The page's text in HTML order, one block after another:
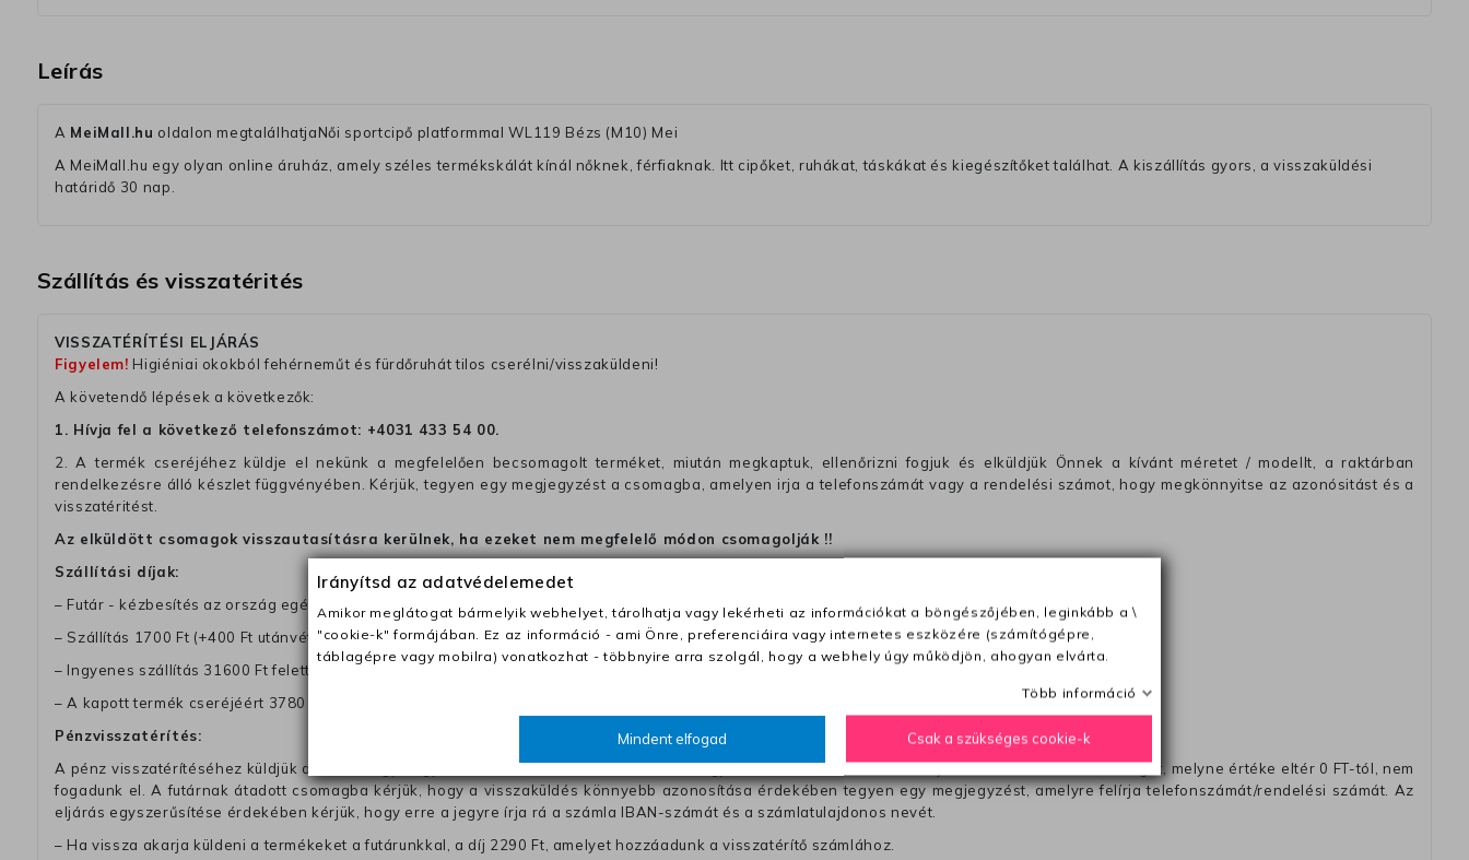
Leírás
A MeiMall.hu oldalon megtalálhatjaNői sportcipő platformmal WL119 Bézs (M10) Mei
A MeiMall.hu egy olyan online áruház, amely széles termékskálát kínál nőknek, férfiaknak. Itt cipőket, ruhákat, táskákat és kiegészítőket találhat. A kiszállítás gyors, a visszaküldési
határidő 30 nap.
Szállítás és visszatérités
VISSZATÉRÍTÉSI ELJÁRÁS
Figyelem! Higiéniai okokból fehérneműt és fürdőruhát tilos cserélni/visszaküldeni!
A követendő lépések a következők:
1. Hívja fel a következő telefonszámot: +4031 433 54 00.
2. A termék cseréjéhez küldje el nekünk a megfelelően becsomagolt terméket, miután megkaptuk, ellenőrizni fogjuk és elküldjük Önnek a kívánt méretet / modellt, a raktárban
rendelkezésre álló készlet függvényében. Kérjük, tegyen egy megjegyzést a csomagba, amelyen irja a telefonszámát vagy a rendelési számot, hogy megkönnyitse az azonósitást és a
visszatéritést.
Az elküldött csomagok visszautasításra kerülnek, ha ezeket nem megfelelő módon csomagolják !!
Szállítási díjak:
– Futár - kézbesítés az ország egész területén, 2-3 munkanapon belül a megrendelés e-mailben / sms-ben történő megerősítésétől számítva
– Szállítás 1700 Ft (+400 Ft utánvéttel)
– Ingyenes szállítás 31600 Ft feletti megrendeléseknél (+400 Ft utánvétte)
– A kapott termék cseréjéért 3780 Ft szállítási díjat számolunk fel (oda -vissza út)
Pénzvisszatérítés:
A pénz visszatérítéséhez küldjük a futárt, hogy vegye át Öntől a terméket/termékeket, vagy más futárral is elküldheti. Olyan utávéttel küldött csomagot, melyne értéke eltér 0 FT-tól, nem
fogadunk el. A futárnak átadott csomagba kérjük, hogy a visszaküldés könnyebb azonosítása érdekében tegyen egy megjegyzést, amelyre felírja telefonszámát/rendelési számát. Az
eljárás egyszerűsítése érdekében kérjük, hogy erre a jegyre írja rá a számla IBAN-számát és a számlatulajdonos nevét.
– Ha vissza akarja küldeni a termékeket a futárunkkal, a díj 2290 Ft, amelyet hozzáadunk a visszatérítő számlához.
Irányítsd az adatvédelemedet
Amikor meglátogat bármelyik webhelyet, tárolhatja vagy lekérheti az információkat a böngészőjében, leginkább a \
"cookie-k" formájában. Ez az információ - ami Önre, preferenciáira vagy internetes eszközére (számítógépre,
táblagépre vagy mobilra) vonatkozhat - többnyire arra szolgál, hogy a webhely úgy működjön, ahogyan elvárta.
Több információ
Mindent elfogad Csak a szükséges cookie-k